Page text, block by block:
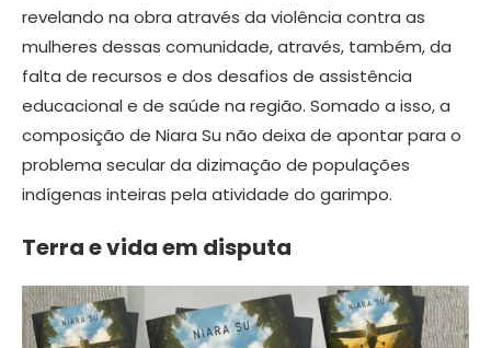
revelando na obra através da violência contra as
mulheres dessas comunidade, através, também, da
falta de recursos e dos desafios de assistência
educacional e de saúde na região. Somado a isso, a
composição de Niara Su não deixa de apontar para o
problema secular da dizimação de populações
indígenas inteiras pela atividade do garimpo.
Terra e vida em disputa